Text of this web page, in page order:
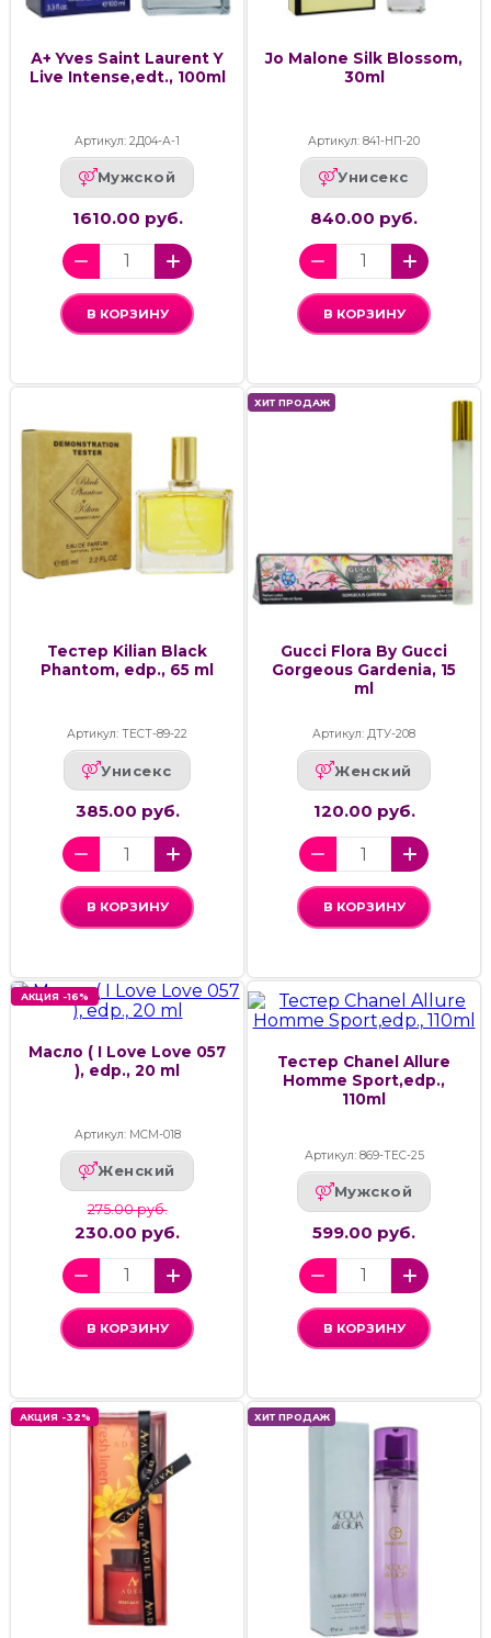
А+ Yves Saint Laurent Y
Live Intense,edt., 100ml
Артикул: 2Д04-А-1
Мужской
1610.00 руб.
В КОРЗИНУ
Jo Malone Silk Blossom,
30ml
Артикул: 841-НП-20
Унисекс
840.00 руб.
В КОРЗИНУ
Тестер Kilian Black
Phantom, edp., 65 ml
Артикул: ТЕСТ-89-22
Унисекс
385.00 руб.
В КОРЗИНУ
ХИТ ПРОДАЖ
Gucci Flora By Gucci
Gorgeous Gardenia, 15
ml
Артикул: ДТУ-208
Женский
120.00 руб.
В КОРЗИНУ
АКЦИЯ -16%
Масло ( I Love Love 057
), edp., 20 ml
Артикул: МСМ-018
Женский
275.00 руб.
230.00 руб.
В КОРЗИНУ
Тестер Chanel Allure
Homme Sport,edp.,
110ml
Артикул: 869-ТЕС-25
Мужской
599.00 руб.
В КОРЗИНУ
АКЦИЯ -32% ХИТ ПРОДАЖ